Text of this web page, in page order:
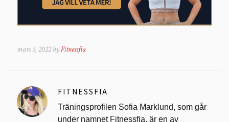
mars 3, 2022 byFitnessfia
FITNESSFIA
Träningsprofilen Sofia Marklund, som går
under namnet Fitnessfia, är en av